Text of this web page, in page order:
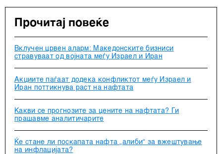
Прочитај повеќе
Вклучен црвен аларм: Македонските бизниси
стравуваат од војната меѓу Израел и Иран
Акциите паѓаат додека конфликтот меѓу Израел и
Иран поттикнува раст на нафтата
Какви се прогнозите за цените на нафтата? Ги
прашавме аналитичарите
Ќе стане ли поскапата нафта „алиби“ за вжештување
на инфлацијата?